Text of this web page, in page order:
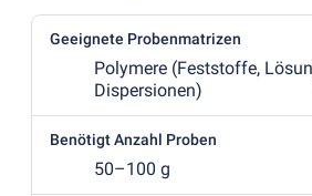
Geeignete Probenmatrizen
Polymere (Feststoffe,
Dispersionen)
Benötigt Anzahl Proben
50–100 g